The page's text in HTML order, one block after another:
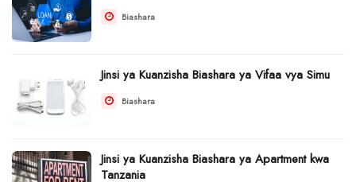
Biashara
Jinsi ya Kuanzisha Biashara ya Vifaa vya Simu
Biashara
Jinsi ya Kuanzisha Biashara ya Apartment kwa
Tanzania